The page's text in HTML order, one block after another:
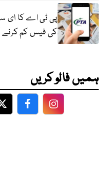
پی ٹی اے کا ای
کی فیس کم کرنے
ہمیں فالو کریں
TwitterFacebookFacebook